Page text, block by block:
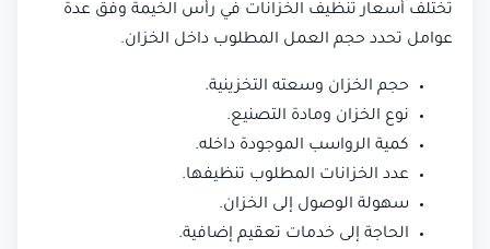
تختلف أسعار تنظيف الخزانات في رأس الخيمة وفق عدة
عوامل تحدد حجم العمل المطلوب داخل الخزان.
حجم الخزان وسعته التخزينية.
نوع الخزان ومادة التصنيع.
كمية الرواسب الموجودة داخله.
عدد الخزانات المطلوب تنظيفها.
سهولة الوصول إلى الخزان.
الحاجة إلى خدمات تعقيم إضافية.